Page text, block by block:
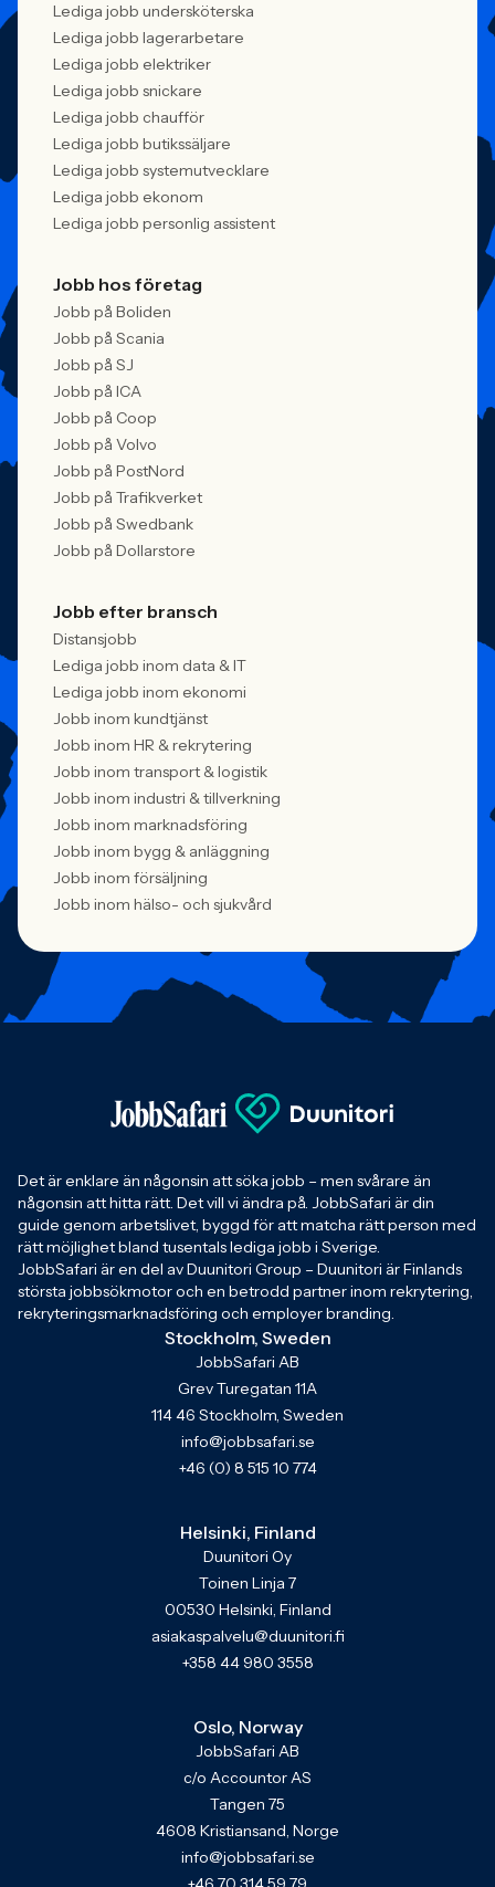
Lediga jobb undersköterska
Lediga jobb lagerarbetare
Lediga jobb elektriker
Lediga jobb snickare
Lediga jobb chaufför
Lediga jobb butikssäljare
Lediga jobb systemutvecklare
Lediga jobb ekonom
Lediga jobb personlig assistent
Jobb hos företag
Jobb på Boliden
Jobb på Scania
Jobb på SJ
Jobb på ICA
Jobb på Coop
Jobb på Volvo
Jobb på PostNord
Jobb på Trafikverket
Jobb på Swedbank
Jobb på Dollarstore
Jobb efter bransch
Distansjobb
Lediga jobb inom data & IT
Lediga jobb inom ekonomi
Jobb inom kundtjänst
Jobb inom HR & rekrytering
Jobb inom transport & logistik
Jobb inom industri & tillverkning
Jobb inom marknadsföring
Jobb inom bygg & anläggning
Jobb inom försäljning
Jobb inom hälso- och sjukvård
Det är enklare än någonsin att söka jobb – men svårare än
någonsin att hitta rätt. Det vill vi ändra på. JobbSafari är din
guide genom arbetslivet, byggd för att matcha rätt person med
rätt möjlighet bland tusentals lediga jobb i Sverige.
JobbSafari är en del av Duunitori Group – Duunitori är Finlands
största jobbsökmotor och en betrodd partner inom rekrytering,
rekryteringsmarknadsföring och employer branding.
Stockholm, Sweden
JobbSafari AB
Grev Turegatan 11A
114 46 Stockholm, Sweden
info@jobbsafari.se
+46 (0) 8 515 10 774
Helsinki, Finland
Duunitori Oy
Toinen Linja 7
00530 Helsinki, Finland
asiakaspalvelu@duunitori.fi
+358 44 980 3558
Oslo, Norway
JobbSafari AB
c/o Accountor AS
Tangen 75
4608 Kristiansand, Norge
info@jobbsafari.se